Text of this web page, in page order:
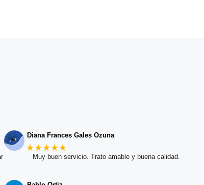
Diana Frances Gales Ozuna
★★★★★
Muy buen servicio. Trato amable y buena calidad.